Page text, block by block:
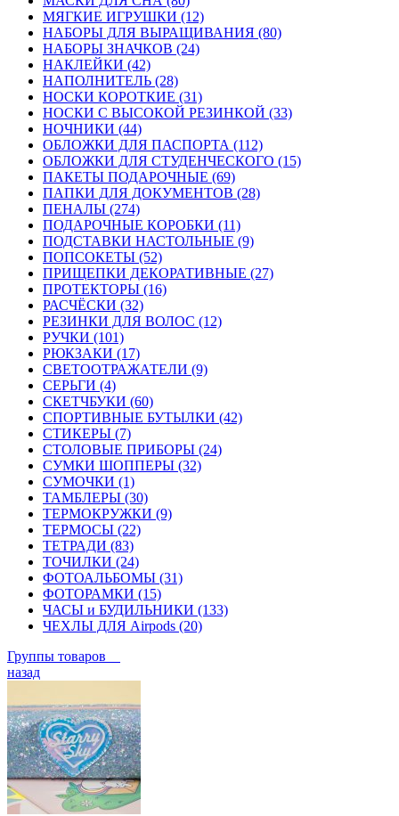
МЯГКИЕ ИГРУШКИ (12)
НАБОРЫ ДЛЯ ВЫРАЩИВАНИЯ (80)
НАБОРЫ ЗНАЧКОВ (24)
НАКЛЕЙКИ (42)
НАПОЛНИТЕЛЬ (28)
НОСКИ КОРОТКИЕ (31)
НОСКИ С ВЫСОКОЙ РЕЗИНКОЙ (33)
НОЧНИКИ (44)
ОБЛОЖКИ ДЛЯ ПАСПОРТА (112)
ОБЛОЖКИ ДЛЯ СТУДЕНЧЕСКОГО (15)
ПАКЕТЫ ПОДАРОЧНЫЕ (69)
ПАПКИ ДЛЯ ДОКУМЕНТОВ (28)
ПЕНАЛЫ (274)
ПОДАРОЧНЫЕ КОРОБКИ (11)
ПОДСТАВКИ НАСТОЛЬНЫЕ (9)
ПОПСОКЕТЫ (52)
ПРИЩЕПКИ ДЕКОРАТИВНЫЕ (27)
ПРОТЕКТОРЫ (16)
РАСЧЁСКИ (32)
РЕЗИНКИ ДЛЯ ВОЛОС (12)
РУЧКИ (101)
РЮКЗАКИ (17)
СВЕТООТРАЖАТЕЛИ (9)
СЕРЬГИ (4)
СКЕТЧБУКИ (60)
СПОРТИВНЫЕ БУТЫЛКИ (42)
СТИКЕРЫ (7)
СТОЛОВЫЕ ПРИБОРЫ (24)
СУМКИ ШОППЕРЫ (32)
СУМОЧКИ (1)
ТАМБЛЕРЫ (30)
ТЕРМОКРУЖКИ (9)
ТЕРМОСЫ (22)
ТЕТРАДИ (83)
ТОЧИЛКИ (24)
ФОТОАЛЬБОМЫ (31)
ФОТОРАМКИ (15)
ЧАСЫ и БУДИЛЬНИКИ (133)
ЧЕХЛЫ ДЛЯ Airpods (20)
Группы товаров
назад